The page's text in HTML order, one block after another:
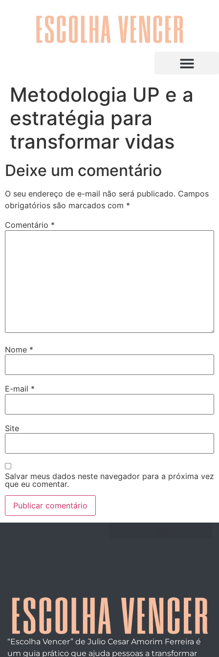
Metodologia UP e a
estratégia para
transformar vidas
Deixe um comentário
O seu endereço de e-mail não será publicado. Campos
obrigatórios são marcados com *
Comentário *
Nome *
E-mail *
Site
Salvar meus dados neste navegador para a próxima vez
que eu comentar.
“Escolha Vencer” de Julio Cesar Amorim Ferreira é
um guia prático que ajuda pessoas a transformar